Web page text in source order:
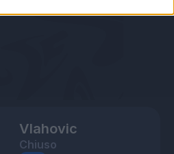
Vlahovic
Chiuso